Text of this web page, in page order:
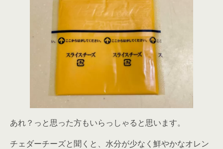
あれ？っと思った方もいらっしゃると思います。
チェダーチーズと聞くと、水分が少なく鮮やかなオレン